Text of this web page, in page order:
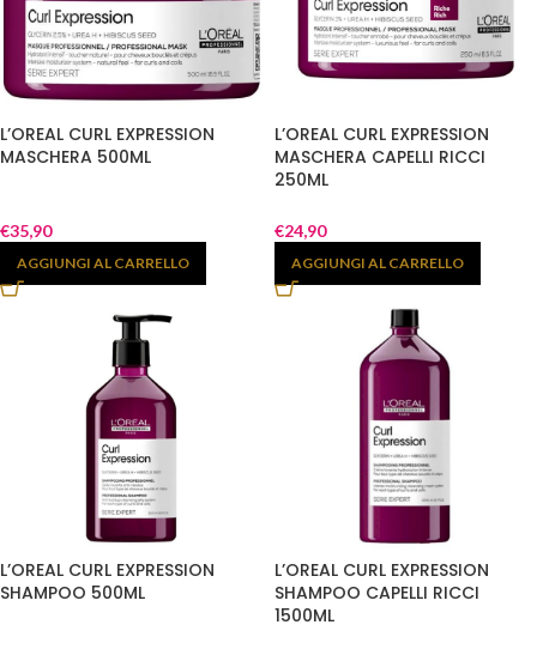
L’OREAL CURL EXPRESSION
MASCHERA 500ML
€35,90
AGGIUNGI AL CARRELLO
L’OREAL CURL EXPRESSION
MASCHERA CAPELLI RICCI
250ML
€24,90
AGGIUNGI AL CARRELLO
L’OREAL CURL EXPRESSION
SHAMPOO 500ML
L’OREAL CURL EXPRESSION
SHAMPOO CAPELLI RICCI
1500ML